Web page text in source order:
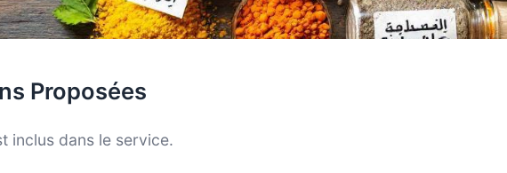
Proposées
inclus dans le service.